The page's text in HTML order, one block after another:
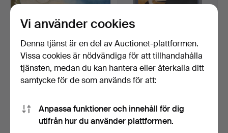
KARL-ERIK OLSSON
"SNOGERÖD" 1927-1995.
OLJ…
Klubbades 12 maj 2026
13 bud
KARL-ERIK OLSSON
"SNOGERÖD" 1927-1995.
OLJ…
Klubbades 12 maj 2026
9 bud
Vi använder cookies
Denna tjänst är en del av Auctionet-plattformen.
Vissa cookies är nödvändiga för att tillhandahålla
tjänsten, medan du kan hantera eller återkalla ditt
samtycke för de som används för att:
Anpassa funktioner och innehåll för dig
utifrån hur du använder plattformen.